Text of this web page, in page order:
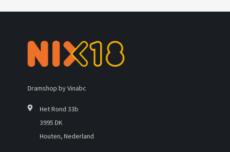
Dramshop by Vinabc
Het Rond 33b
3995 DK
Houten, Nederland